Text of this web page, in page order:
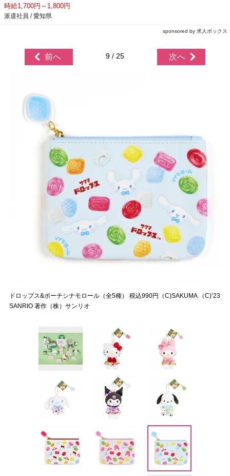
時給1,700円～1,800円
派遣社員 / 愛知県
sponsored by 求人ボックス
前へ 9 / 25 次へ
ドロップス&ポーチシナモロール（全5種） 税込990円（C)SAKUMA （C)’23
SANRIO 著作（株）サンリオ